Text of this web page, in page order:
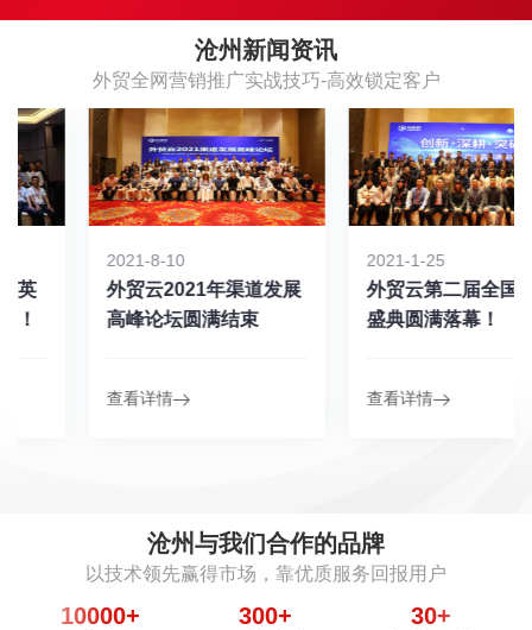
沧州新闻资讯
外贸全网营销推广实战技巧-高效锁定客户
2021-8-10
外贸云2021年渠道发展
高峰论坛圆满结束
2021-1-25
外贸云第二届全国渠道
盛典圆满落幕！
沧州与我们合作的品牌
以技术领先赢得市场，靠优质服务回报用户
10000+ 300+ 30+